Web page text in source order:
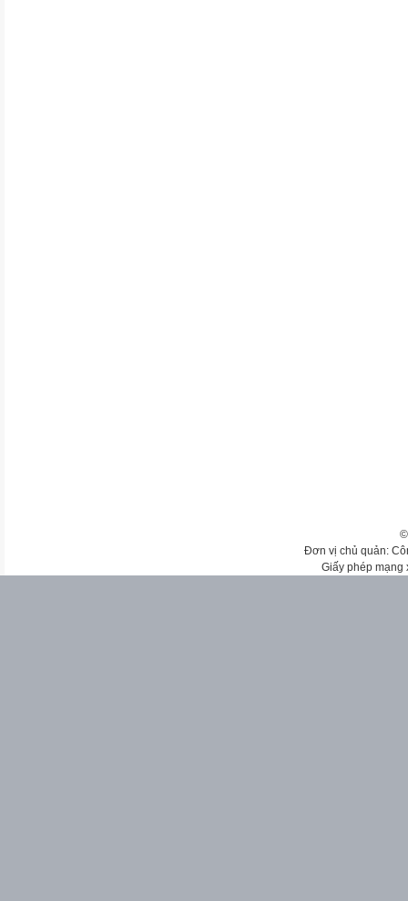
Đơn vị chủ quản:
Giấy phép mạng